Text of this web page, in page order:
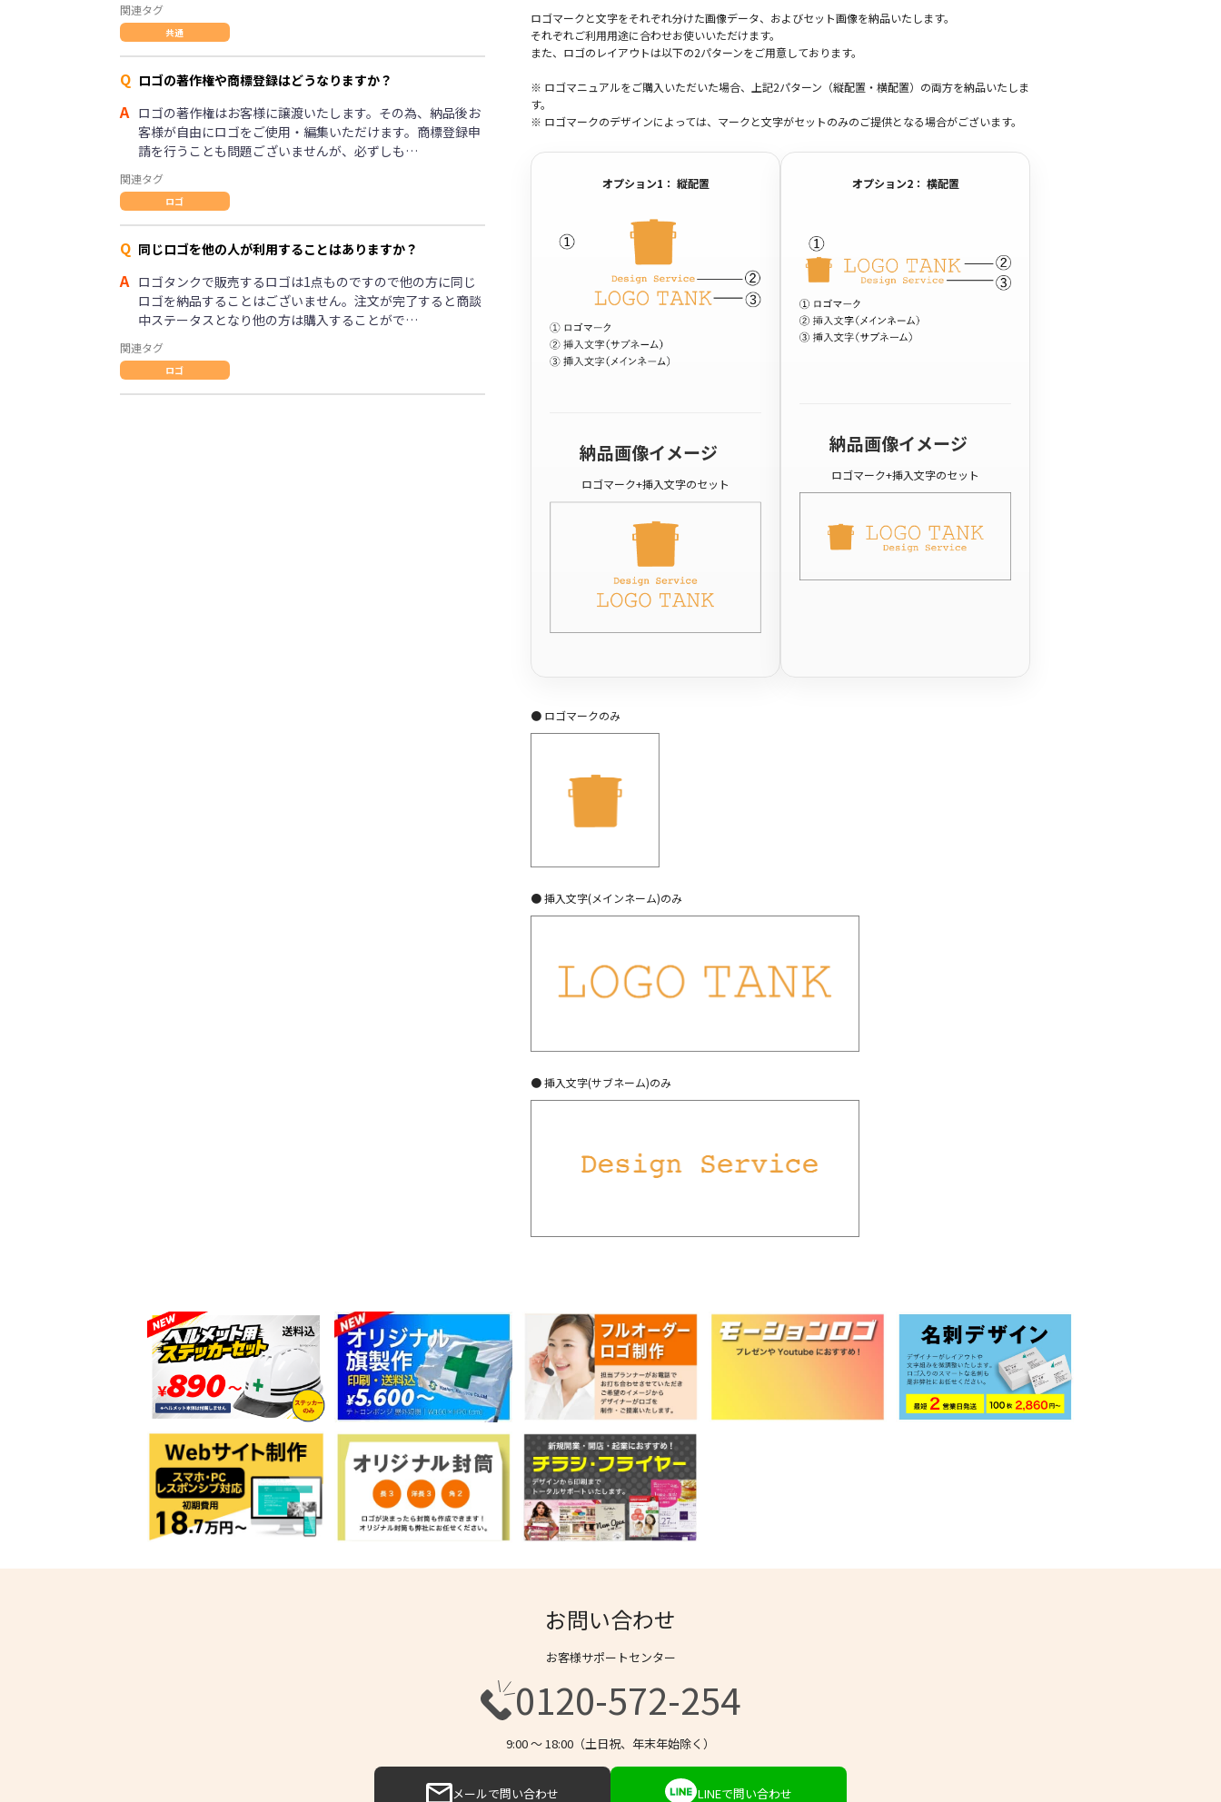
関連タグ
共通
Q ロゴの著作権や商標登録はどうなりますか？
A ロゴの著作権はお客様に譲渡いたします。その為、納品後お
客様が自由にロゴをご使用・編集いただけます。商標登録申
請を行うことも問題ございませんが、必ずしも…
関連タグ
ロゴ
Q 同じロゴを他の人が利用することはありますか？
A ロゴタンクで販売するロゴは1点ものですので他の方に同じ
ロゴを納品することはございません。注文が完了すると商談
中ステータスとなり他の方は購入することがで…
関連タグ
ロゴ
ロゴマークと文字をそれぞれ分けた画像データ、およびセット画像を納品いたします。
それぞれご利用用途に合わせお使いいただけます。
また、ロゴのレイアウトは以下の2パターンをご用意しております。
※ ロゴマニュアルをご購入いただいた場合、上記2パターン（縦配置・横配置）の両方を納品いたしま
す。
※ ロゴマークのデザインによっては、マークと文字がセットのみのご提供となる場合がございます。
オプション1： 縦配置
納品画像イメージ
ロゴマーク+挿入文字のセット
オプション2： 横配置
納品画像イメージ
ロゴマーク+挿入文字のセット
● ロゴマークのみ
● 挿入文字(メインネーム)のみ
● 挿入文字(サブネーム)のみ
お問い合わせ
お客様サポートセンター
0120-572-254
9:00 〜 18:00（土日祝、年末年始除く）
メールで問い合わせ LINEで問い合わせ